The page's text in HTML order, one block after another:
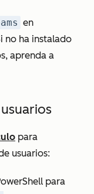
en
no ha instalado
aprenda a
para
usuarios:
para